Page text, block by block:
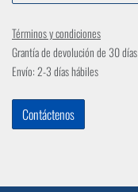
Términos y condiciones
Grantía de devolución de 30 días
Envío: 2-3 días hábiles
Contáctenos